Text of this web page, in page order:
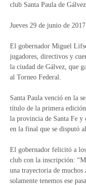
club Santa Paula de
Jueves 29 de junio de 2017
El gobernador Miguel
jugadores, directivos y
la ciudad de Gálvez, que
al Torneo Federal.
Santa Paula venció en la
título de la primera
la provincia de Santa Fe y
en la final que se disputó
El gobernador felicitó a
club con la inscripción:
una trayectoria de muchos
solamente tenemos ese